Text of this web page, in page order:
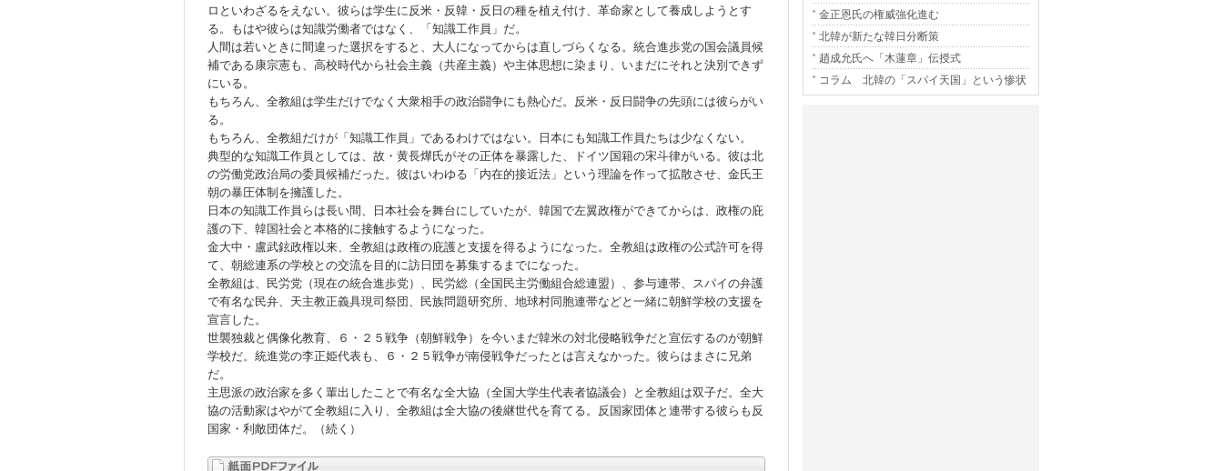
ロといわざるをえない。彼らは学生に反米・反韓・反日の種を植え付け、革命家として養成しようとす
る。もはや彼らは知識労働者ではなく、「知識工作員」だ。
人間は若いときに間違った選択をすると、大人になってからは直しづらくなる。統合進歩党の国会議員候
補である康宗憲も、高校時代から社会主義（共産主義）や主体思想に染まり、いまだにそれと決別できず
にいる。
もちろん、全教組は学生だけでなく大衆相手の政治闘争にも熱心だ。反米・反日闘争の先頭には彼らがい
る。
もちろん、全教組だけが「知識工作員」であるわけではない。日本にも知識工作員たちは少なくない。
典型的な知識工作員としては、故・黄長燁氏がその正体を暴露した、ドイツ国籍の宋斗律がいる。彼は北
の労働党政治局の委員候補だった。彼はいわゆる「内在的接近法」という理論を作って拡散させ、金氏王
朝の暴圧体制を擁護した。
日本の知識工作員らは長い間、日本社会を舞台にしていたが、韓国で左翼政権ができてからは、政権の庇
護の下、韓国社会と本格的に接触するようになった。
金大中・盧武鉉政権以来、全教組は政権の庇護と支援を得るようになった。全教組は政権の公式許可を得
て、朝総連系の学校との交流を目的に訪日団を募集するまでになった。
全教組は、民労党（現在の統合進歩党）、民労総（全国民主労働組合総連盟）、参与連帯、スパイの弁護
で有名な民弁、天主教正義具現司祭団、民族問題研究所、地球村同胞連帯などと一緒に朝鮮学校の支援を
宣言した。
世襲独裁と偶像化教育、６・２５戦争（朝鮮戦争）を今いまだ韓米の対北侵略戦争だと宣伝するのが朝鮮
学校だ。統進党の李正姫代表も、６・２５戦争が南侵戦争だったとは言えなかった。彼らはまさに兄弟
だ。
主思派の政治家を多く輩出したことで有名な全大協（全国大学生代表者協議会）と全教組は双子だ。全大
協の活動家はやがて全教組に入り、全教組は全大協の後継世代を育てる。反国家団体と連帯する彼らも反
国家・利敵団体だ。（続く）
金正恩氏の権威強化進む
北韓が新たな韓日分断策
趙成允氏へ「木蓮章」伝授式
コラム 北韓の「スパイ天国」という惨状